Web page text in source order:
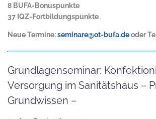
8 BUFA-Bonuspunkte
37 IQZ-Fortbildungspunkte
Neue Termine:seminare@ot-bufa.deoder
Grundlagenseminar:
Versorgung im Sanitätshaus –
Grundwissen –